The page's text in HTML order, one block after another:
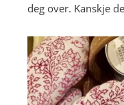
deg over. Kanskje